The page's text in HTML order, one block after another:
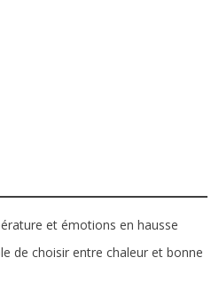
et émotions en hausse
de choisir entre chaleur et bonne